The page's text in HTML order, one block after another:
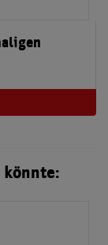
könnte: